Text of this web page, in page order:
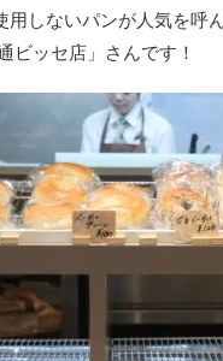
用しないパンが人気を呼
ビッセ店」さんです！